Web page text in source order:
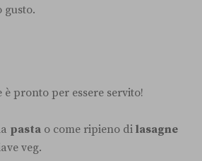
gusto.
pronto per essere servito!
pasta o come ripieno di lasagne
veg.